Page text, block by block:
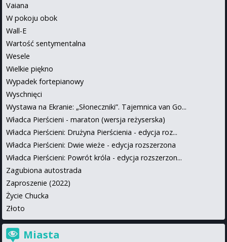
Vaiana
W pokoju obok
Wall-E
Wartość sentymentalna
Wesele
Wielkie piękno
Wypadek fortepianowy
Wyschnięci
Wystawa na Ekranie: „Słoneczniki”. Tajemnica van Go...
Władca Pierścieni - maraton (wersja reżyserska)
Władca Pierścieni: Drużyna Pierścienia - edycja roz...
Władca Pierścieni: Dwie wieże - edycja rozszerzona
Władca Pierścieni: Powrót króla - edycja rozszerzon...
Zagubiona autostrada
Zaproszenie (2022)
Życie Chucka
Złoto
Miasta